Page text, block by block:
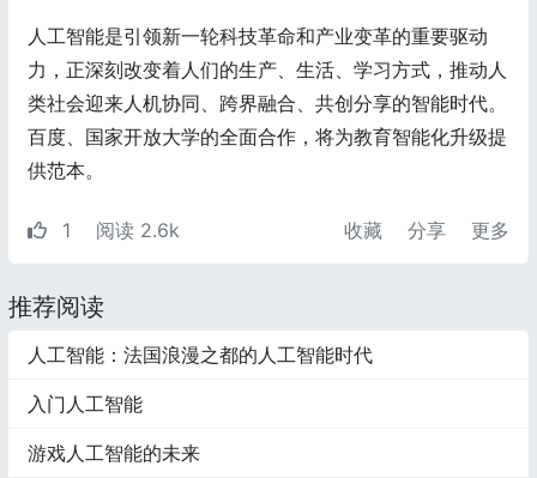
人工智能是引领新一轮科技革命和产业变革的重要驱动
力，正深刻改变着人们的生产、生活、学习方式，推动人
类社会迎来人机协同、跨界融合、共创分享的智能时代。
百度、国家开放大学的全面合作，将为教育智能化升级提
供范本。
1 阅读 2.6k 收藏 分享 更多
推荐阅读
人工智能：法国浪漫之都的人工智能时代
入门人工智能
游戏人工智能的未来